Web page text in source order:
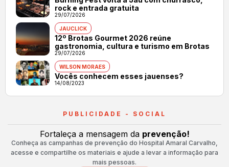
rock e entrada gratuita
29/07/2026
JAUCLICK
12º Brotas Gourmet 2026 reúne
gastronomia, cultura e turismo em Brotas
29/07/2026
WILSON MORAES
Vocês conhecem esses jauenses?
14/08/2023
PUBLICIDADE - SOCIAL
Fortaleça a mensagem da prevenção!
Conheça as campanhas de prevenção do Hospital Amaral Carvalho,
acesse e compartilhe os materiais e ajude a levar a informação para
mais pessoas.